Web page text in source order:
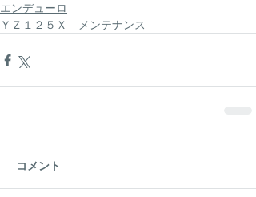
エンデューロ
ＹＺ１２５Ｘ メンテナンス
コメント